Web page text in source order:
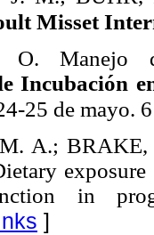
Misset
O. Manejo
Incubación
25 de mayo.
A.;
in
]